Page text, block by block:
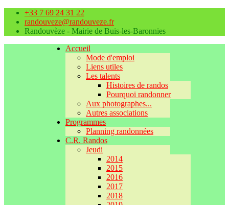
+33 7 69 24 31 22
randouveze@randouveze.fr
Randouvèze - Mairie de Buis-les-Baronnies
Accueil
Mode d'emploi
Liens utiles
Les talents
Histoires de randos
Pourquoi randonner
Aux photographes...
Autres associations
Programmes
Planning randonnées
C.R. Randos
Jeudi
2014
2015
2016
2017
2018